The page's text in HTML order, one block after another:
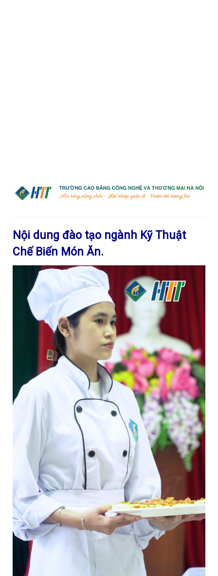
Nội dung đào tạo ngành Kỹ Thuật
Chế Biến Món Ăn.